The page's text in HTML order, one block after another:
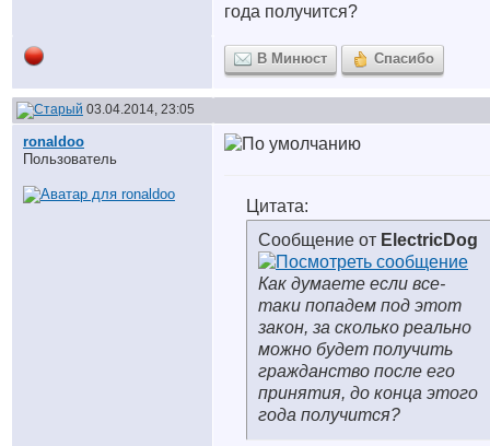
года получится?
В Минюст Спасибо
03.04.2014, 23:05
ronaldoo
Пользователь
Цитата:
Сообщение от ElectricDog
Как думаете если все-
таки попадем под этот
закон, за сколько реально
можно будет получить
гражданство после его
принятия, до конца этого
года получится?